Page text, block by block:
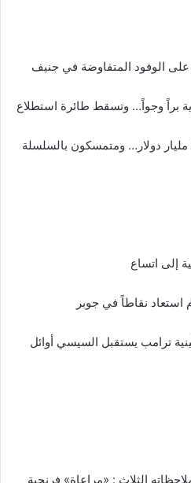
الوفود المتفاوضة في جنيف
براً وجواً… وتسقط طائرة استطلاع
دولار… ومتمسكون بالسلسلة
إلى اتساع
نقاطاً في جوبر
ترامب يستقبل السيسي أوائل
الثلاث : «مراعاة» فرنجية